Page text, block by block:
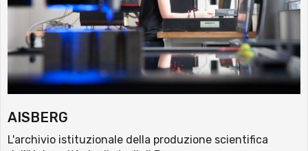
AISBERG
L'archivio istituzionale della produzione scientifica